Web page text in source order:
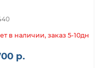
в наличии, заказ 5-10дн.
р.